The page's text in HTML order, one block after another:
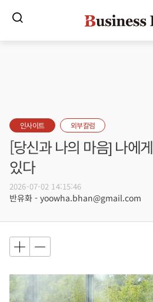
인사이트 외부칼럼
[당신과 나의 마음] 나에
있다
2026-07-02 14:15:46
반유화 - yoowha.bhan@gmail.com